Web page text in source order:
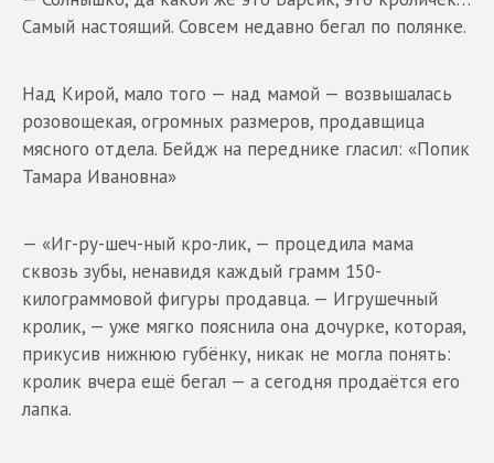
Самый настоящий. Совсем недавно бегал по полянке.
Над Кирой, мало того — над мамой — возвышалась
розовощекая, огромных размеров, продавщица
мясного отдела. Бейдж на переднике гласил: «Попик
Тамара Ивановна»
— «Иг-ру-шеч-ный кро-лик, — процедила мама
сквозь зубы, ненавидя каждый грамм 150-
килограммовой фигуры продавца. — Игрушечный
кролик, — уже мягко пояснила она дочурке, которая,
прикусив нижнюю губёнку, никак не могла понять:
кролик вчера ещё бегал — а сегодня продаётся его
лапка.